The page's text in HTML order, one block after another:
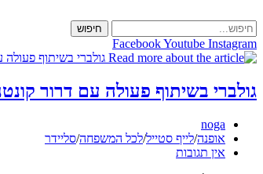
to
content
חיפוש
FacebookYoutube Instagram
גולברי בשיתוף פעולה עם דרור
מחבר:
noga
קטגוריה:
אופנה/לייף סטייל/לכל המשפחה/סליידר
תגובות:
אין תגובות